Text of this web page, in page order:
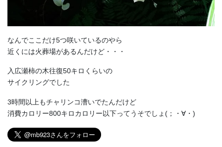
なんでここだけ5つ咲いているのやら
近くには火葬場があるんだけど・・・
入広瀬柿の木往復50キロくらいの
サイクリングでした
3時間以上もチャリンコ漕いでたんだけど
消費カロリー800キロカロリー以下ってうそでしょ(；・∀・)